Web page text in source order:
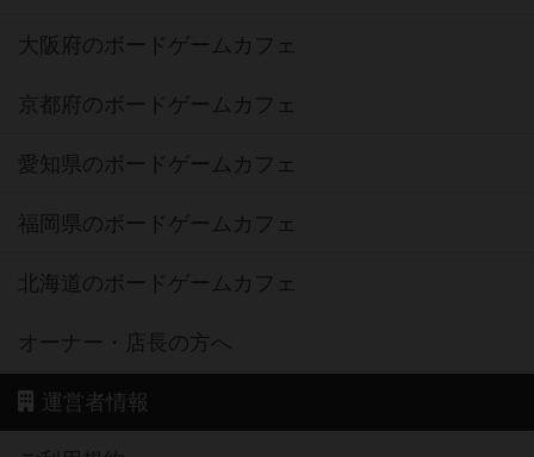
大阪府のボードゲームカフェ
京都府のボードゲームカフェ
愛知県のボードゲームカフェ
福岡県のボードゲームカフェ
北海道のボードゲームカフェ
オーナー・店長の方へ
運営者情報